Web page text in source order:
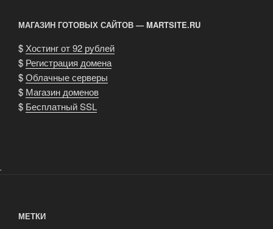
в
Новороссийске»
МАГАЗИН ГОТОВЫХ САЙТОВ — MARTSITE.RU
$Хостинг от 92 рублей
$ Регистрация домена
$Облачные серверы
$ Магазин доменов
$ Бесплатный SSL
.
МЕТКИ